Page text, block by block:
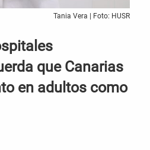
Tania Vera | Foto: HUSR
que Canarias
en adultos como